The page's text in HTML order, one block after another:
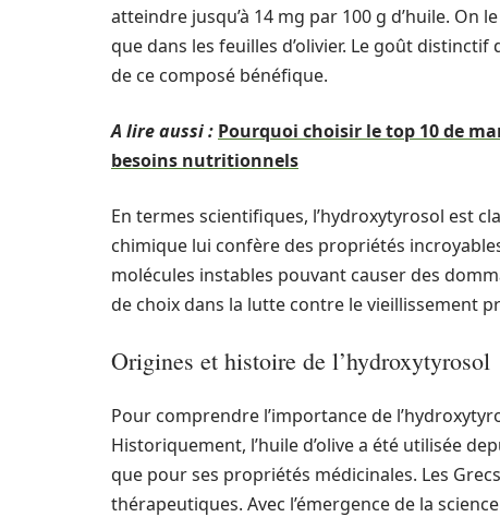
atteindre jusqu’à 14 mg par 100 g d’huile. On
que dans les feuilles d’olivier. Le goût
de ce composé bénéfique.
A lire aussi : Pourquoi choisir le top 10 de
besoins nutritionnels
En termes scientifiques, l’hydroxytyrosol est
chimique lui confère des propriétés
molécules instables pouvant causer des
de choix dans la lutte contre le vieillissement
Origines et histoire de l’hydroxytyrosol
Pour comprendre l’importance de
Historiquement, l’huile d’olive a été utilisée
que pour ses propriétés médicinales. Les
thérapeutiques. Avec l’émergence de la